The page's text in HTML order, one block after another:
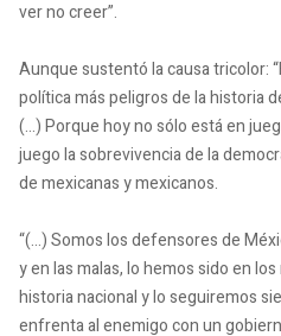
ver no creer”.
Aunque sustentó la causa tricolor:
política más peligros de la historia
(…) Porque hoy no sólo está en
juego la sobrevivencia de la
de mexicanas y mexicanos.
“(…) Somos los defensores de
y en las malas, lo hemos sido en
historia nacional y lo seguiremos
enfrenta al enemigo con un